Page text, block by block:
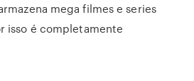
mega filmes e series
isso é completamente